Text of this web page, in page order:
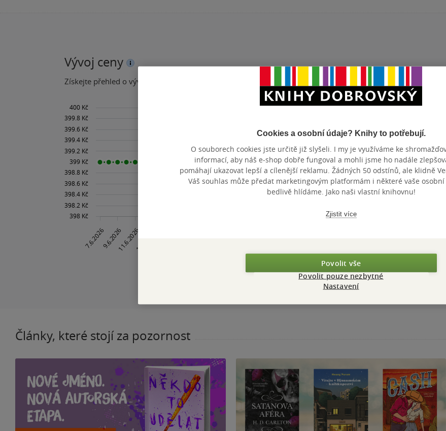
Vývoj ceny
Získejte přehled o vývoji ceny za posledních 60 dní.
Články, které stojí za pozornost
Cookies a osobní údaje? Knihy to potřebují.
O souborech cookies jste určitě již slyšeli. I my je využíváme ke
informací, aby náš e-shop dobře fungoval a mohli jsme ho nadále
pomáhají ukazovat lepší a cílenější reklamu. Žádných 50 odstínů, ale klidně
Váš souhlas může předat marketingovým platformám i některé vaše osobní
bedlivě hlídáme. Jako naši vlastní knihovnu!
Zjistit více
Povolit vše
Povolit pouze nezbytné
Nastavení